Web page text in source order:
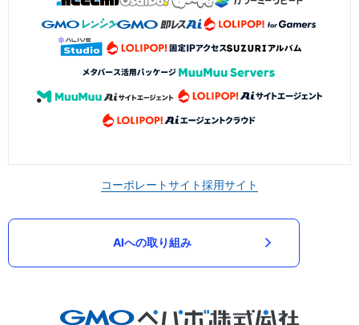
コーポレートサイト採用サイト
AIへの取り組み